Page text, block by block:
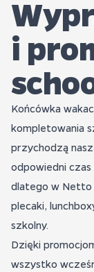
i
Końcówka
kompletowania
przychodzą
odpowiedni
dlatego w Netto
plecaki,
szkolny.
Dzięki
wszystko